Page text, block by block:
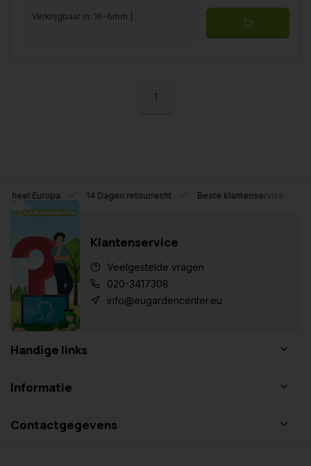
Verkrijgbaar in: 16-6mm |...
1
Europa 14 Dagen retourrecht Beste klantenservice
Klantenservice
Veelgestelde vragen
020-3417308
info@eugardencenter.eu
Handige links
Informatie
Contactgegevens